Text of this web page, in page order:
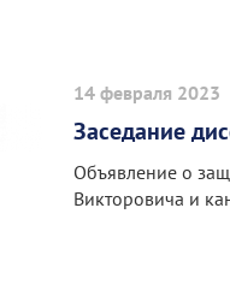
14 февраля 2023
Заседание
Объявление о
Викторовича и